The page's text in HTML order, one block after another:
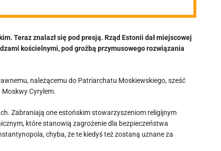
Teraz znalazł się pod presją. Rząd Estonii dał miejscowej
kościelnymi, pod groźbą przymusowego rozwiązania
należącemu do Patriarchatu Moskiewskiego, sześć
Cyrylem.
Zabraniają one estońskim stowarzyszeniom religijnym
które stanowią zagrożenie dla bezpieczeństwa
chyba, że te kiedyś też zostaną uznane za